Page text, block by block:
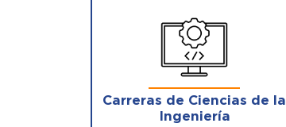
Carreras de Ciencias de la
Ingeniería